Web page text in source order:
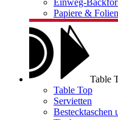
Einweg-
Papiere & Folien
Table
Table Top
Servietten
Bestecktaschen